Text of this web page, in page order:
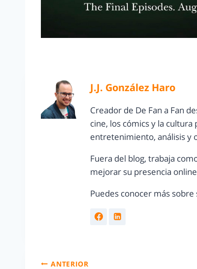
J.J. González Haro
Creador de De Fan a Fan
cine, los cómics y la
entretenimiento, análisis y
Fuera del blog, trabaja
mejorar su presencia
Puedes conocer más
ANTERIOR